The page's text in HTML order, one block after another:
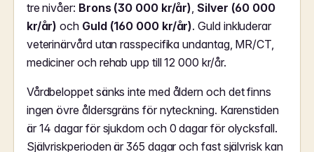
tre nivåer: Brons (30 000 kr/år), Silver (60 000
kr/år) och Guld (160 000 kr/år). Guld inkluderar
veterinärvård utan rasspecifika undantag, MR/CT,
mediciner och rehab upp till 12 000 kr/år.
Vårdbeloppet sänks inte med åldern och det finns
ingen övre åldersgräns för nyteckning. Karenstiden
är 14 dagar för sjukdom och 0 dagar för olycksfall.
Självriskperioden är 365 dagar och fast självrisk kan